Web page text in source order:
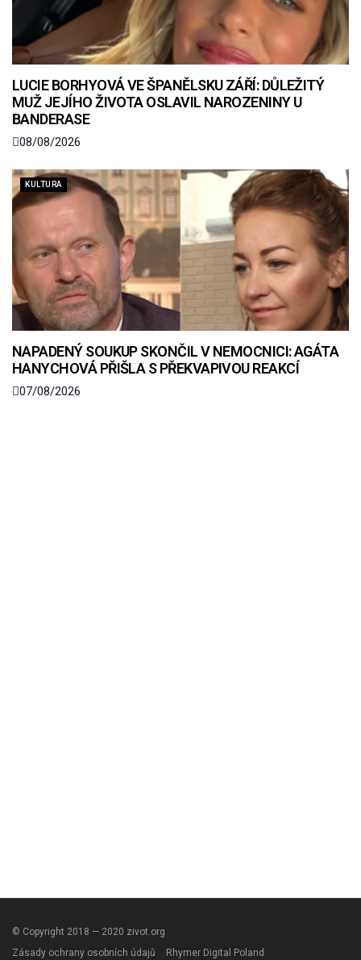
LUCIE BORHYOVÁ VE ŠPANĚLSKU ZÁŘÍ: DŮLEŽITÝ
MUŽ JEJÍHO ŽIVOTA OSLAVIL NAROZENINY U
BANDERASE
08/08/2026
KULTURA
NAPADENÝ SOUKUP SKONČIL V NEMOCNICI: AGÁTA
HANYCHOVÁ PŘIŠLA S PŘEKVAPIVOU REAKCÍ
07/08/2026
© Copyright 2018 — 2020 zivot.org
Zásady ochrany osobních údajů
Rhymer Digital Poland